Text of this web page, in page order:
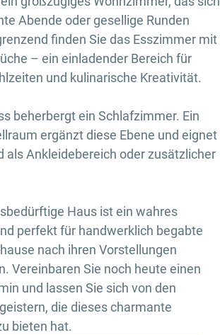
Abende oder gesellige Runden
finden Sie das Esszimmer mit
– ein einladender Bereich für
und kulinarische Kreativität.
beherbergt ein Schlafzimmer. Ein
ergänzt diese Ebene und eignet
als Ankleidebereich oder zusätzlicher
Haus ist ein wahres
perfekt für handwerklich begabte
nach ihren Vorstellungen
Vereinbaren Sie noch heute einen
und lassen Sie sich von den
die dieses charmante
bieten hat.